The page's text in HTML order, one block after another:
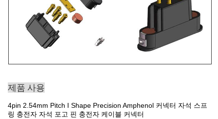
제품 사용
4pin 2.54mm Pitch I Shape Precision Amphenol 커넥터 자석 스프
링 충전자 자석 포고 핀 충전자 케이블 커넥터